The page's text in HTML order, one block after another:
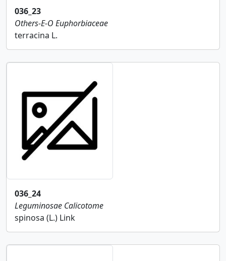
036_23
Others-E-O Euphorbiaceae
terracina L.
036_24
Leguminosae Calicotome
spinosa (L.) Link